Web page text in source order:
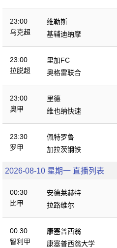
23:00
乌克超
维勒斯
基辅迪纳摩
23:00
拉脱超
里加FC
奥格雷联合
23:00
奥甲
里德
维也纳快速
23:30
罗甲
佩特罗鲁
加拉茨钢铁
2026-08-10 星期一 直播列表
00:30
比甲
安德莱赫特
拉路维尔
00:30
智利甲
康塞普西翁
康塞普西翁大学